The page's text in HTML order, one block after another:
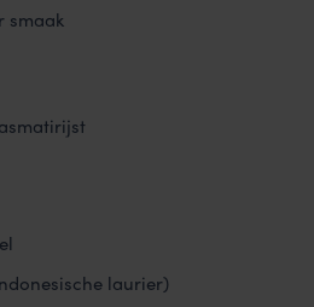
smaak
laurier)